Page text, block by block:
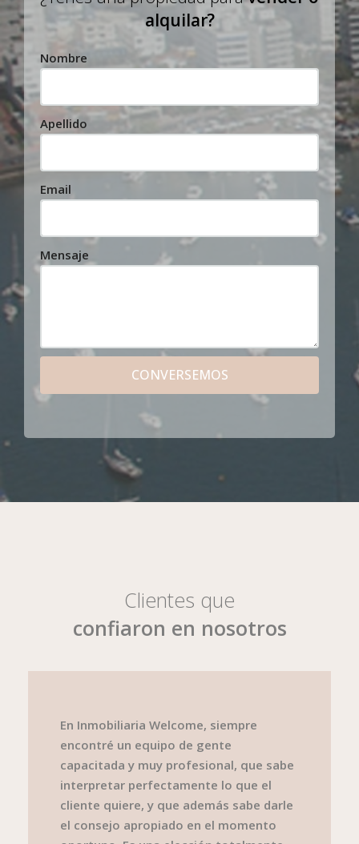
alquilar?
Nombre
Apellido
Email
Mensaje
CONVERSEMOS
Clientes que
confiaron en nosotros
En Inmobiliaria Welcome, siempre
encontré un equipo de gente
capacitada y muy profesional, que sabe
interpretar perfectamente lo que el
cliente quiere, y que además sabe darle
el consejo apropiado en el momento